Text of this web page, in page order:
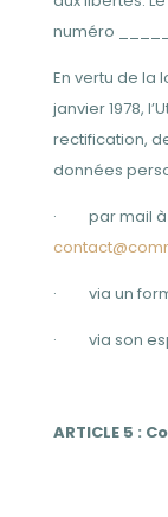
numéro
En vertu de la
janvier 1978,
rectification,
données
·
par mail
· via un
· via son
ARTICLE 5 :